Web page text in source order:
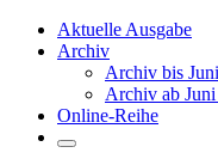
Aktuelle Ausgabe
Archiv
Archiv bis
Archiv ab
Online-Reihe